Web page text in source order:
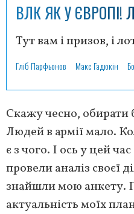
ВЛК ЯК У ЄВРОПІ!
Тут вам і призов, і
Гліб Парфьонов Макс Гадюкін
Скажу чесно, обирати
Людей в армії мало.
є з чого. І ось у цей
провели аналіз своєї
знайшли мою анкету.
актуальність моїх